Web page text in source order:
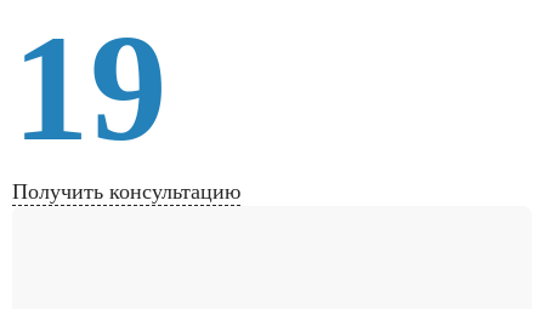
19
Получить консультацию